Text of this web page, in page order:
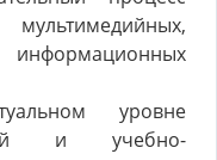
уровне
и учебно-